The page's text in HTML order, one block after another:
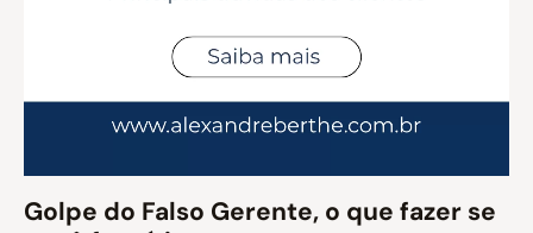
Golpe do Falso Gerente, o que fazer se